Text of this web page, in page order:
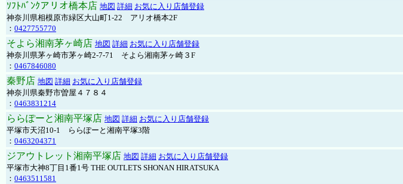
ｿﾌﾄﾊﾞﾝｸアリオ橋本店 地図 詳細 お気に入り店舗登録
神奈川県相模原市緑区大山町1-22 アリオ橋本2F
： 0427755770
そよら湘南茅ヶ崎店 地図 詳細 お気に入り店舗登録
神奈川県茅ヶ崎市茅ヶ崎2‐7‐71 そよら湘南茅ヶ崎３F
： 0467846080
秦野店 地図 詳細 お気に入り店舗登録
神奈川県秦野市曽屋４７８４
： 0463831214
ららぽーと湘南平塚店 地図 詳細 お気に入り店舗登録
平塚市天沼10-1 ららぽーと湘南平塚3階
： 0463204371
ジアウトレット湘南平塚店 地図 詳細 お気に入り店舗登録
平塚市大神8丁目1番1号 THE OUTLETS SHONAN HIRATSUKA
： 0463511581